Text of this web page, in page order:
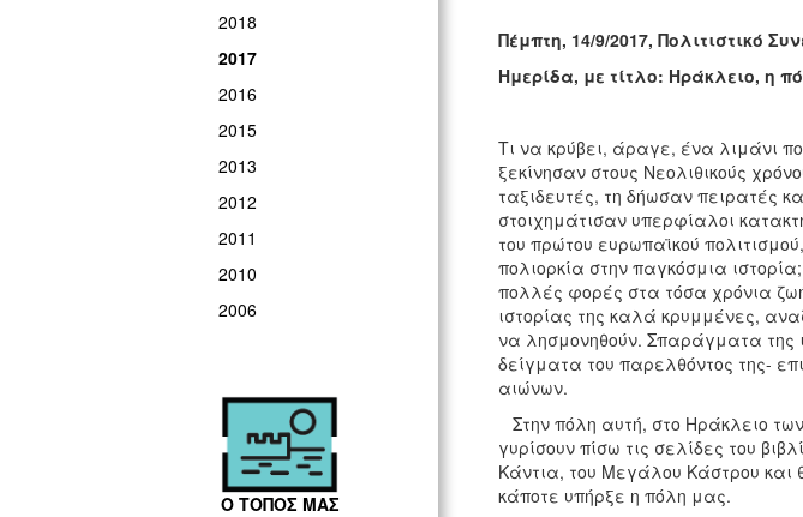
2018
2017
2016
2015
2013
2012
2011
2010
2006
Ο ΤΟΠΟΣ ΜΑΣ
Πέμπτη, 14/9/2017, Πολιτιστικό
Ημερίδα, με τίτλο: Ηράκλειο, η
Τι να κρύβει, άραγε, ένα λιμάνι
ξεκίνησαν στους Νεολιθικούς
ταξιδευτές, τη δήωσαν πειρατές
στοιχημάτισαν υπερφίαλοι
του πρώτου ευρωπαϊκού
πολιορκία στην παγκόσμια
πολλές φορές στα τόσα χρόνια
ιστορίας της καλά κρυμμένες,
να λησμονηθούν. Σπαράγματα της
δείγματα του παρελθόντος της-
αιώνων.
Στην πόλη αυτή, στο Ηράκλειο
γυρίσουν πίσω τις σελίδες του
Κάντια, του Μεγάλου Κάστρου και
κάποτε υπήρξε η πόλη μας.